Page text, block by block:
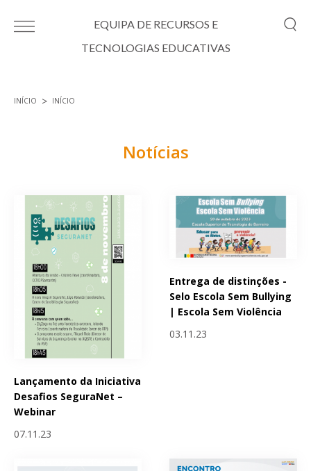
EQUIPA DE RECURSOS E
TECNOLOGIAS EDUCATIVAS
INÍCIO INÍCIO
Notícias
Lançamento da Iniciativa
Desafios SeguraNet –
Webinar
07.11.23
Entrega de distinções -
Selo Escola Sem Bullying
| Escola Sem Violência
03.11.23
Páginas